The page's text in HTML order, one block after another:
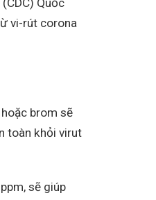
vi-rút corona
brom sẽ
toàn khỏi virut
sẽ giúp